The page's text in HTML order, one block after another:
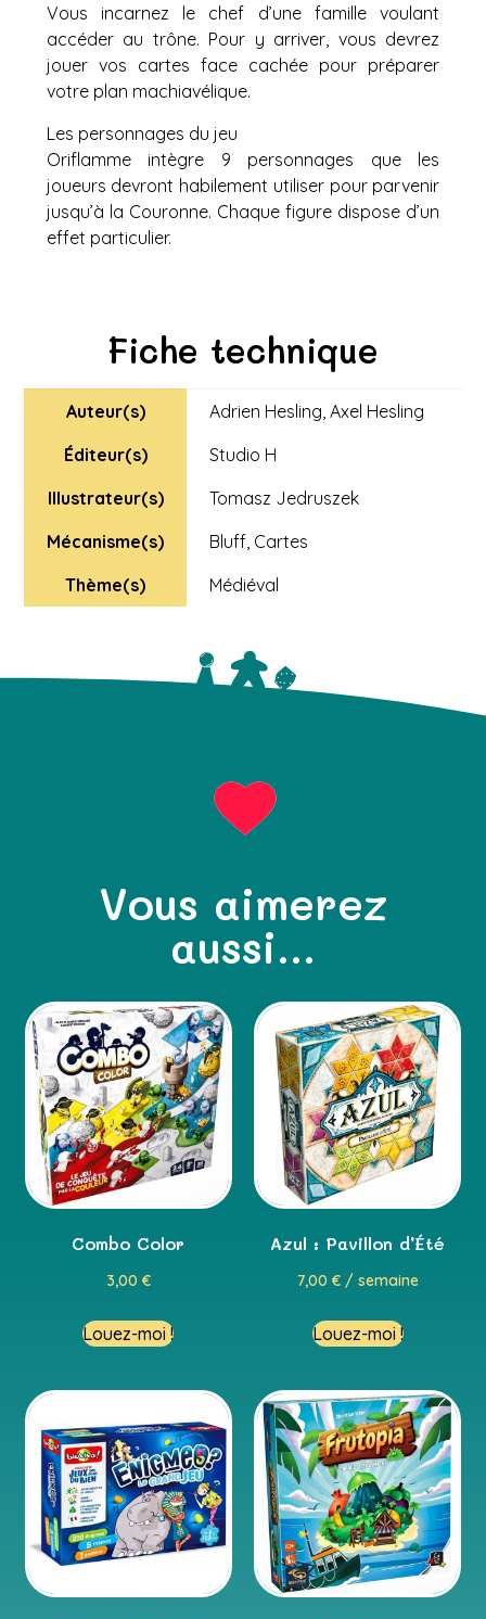
Vous incarnez le chef d’une famille voulant
accéder au trône. Pour y arriver, vous devrez
jouer vos cartes face cachée pour préparer
votre plan machiavélique.
Les personnages du jeu
Oriflamme intègre 9 personnages que les
joueurs devront habilement utiliser pour parvenir
jusqu’à la Couronne. Chaque figure dispose d’un
effet particulier.
Fiche technique
Auteur(s) Adrien Hesling Axel Hesling
Éditeur(s)
Studio H
Illustrateur(s)
Tomasz Jedruszek
Mécanisme(s)
Bluff, Cartes
Thème(s)
Médiéval
Vous aimerez
aussi...
Combo Color
3,00 €
Louez-moi !
Azul : Pavillon d’Été
7,00 €/ semaine
Louez-moi !